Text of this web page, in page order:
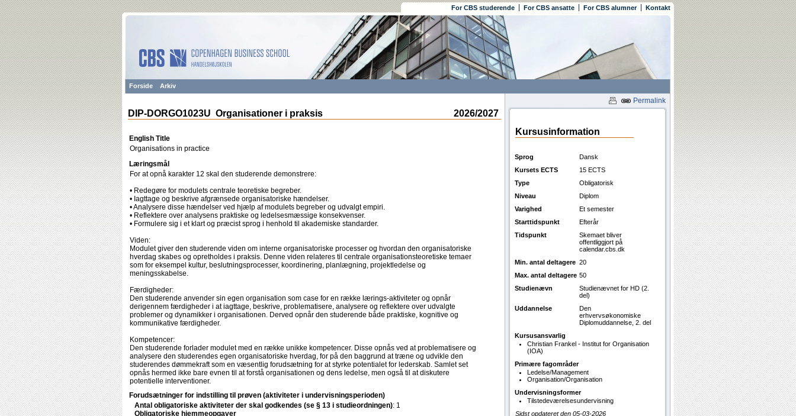
For CBS studerende For CBS ansatte For CBS alumner Kontakt
Forside Arkiv
Permalink
2026/2027
DIP-DORGO1023U Organisationer i praksis
English Title
Organisations in practice
Læringsmål
For at opnå karakter 12 skal den studerende demonstrere:
• Redegøre for modulets centrale teoretiske begreber.
• Iagttage og beskrive afgrænsede organisatoriske hændelser.
• Analysere disse hændelser ved hjælp af modulets begreber og udvalgt empiri.
• Reflektere over analysens praktiske og ledelsesmæssige konsekvenser.
• Formulere sig i et klart og præcist sprog i henhold til akademiske standarder.
Viden:
Modulet giver den studerende viden om interne organisatoriske processer og hvordan den organisatoriske
hverdag skabes og opretholdes i praksis. Denne viden relateres til centrale organisationsteoretiske temaer
som for eksempel kultur, beslutningsprocesser, koordinering, planlægning, projektledelse og
meningsskabelse.
Færdigheder:
Den studerende anvender sin egen organisation som case for en række lærings-aktiviteter og opnår
derigennem færdigheder i at iagttage, beskrive, problematisere, analysere og reflektere over udvalgte
problemer og dynamikker i organisationen. Derved opnår den studerende både praktiske, kognitive og
kommunikative færdigheder.
Kompetencer:
Den studerende forlader modulet med en række unikke kompetencer. Disse opnås ved at problematisere og
analysere den studerendes egen organisatoriske hverdag, for på den baggrund at træne og udvikle den
studerendes dømmekraft som en væsentlig forudsætning for at styrke potentialet for lederskab. Samlet set
opnås hermed ikke bare evnen til at forstå organisationen og dens ledelse, men også til at diskutere
potentielle interventioner.
Forudsætninger for indstilling til prøven (aktiviteter i undervisningsperioden)
Antal obligatoriske aktiviteter der skal godkendes (se § 13 i studieordningen): 1
Obligatoriske hjemmeopgaver
Kursusinformation
Sprog
Dansk
Kursets ECTS
15 ECTS
Type
Obligatorisk
Niveau
Diplom
Varighed
Et semester
Starttidspunkt
Efterår
Tidspunkt
Skemaet bliver
offentliggjort på
calendar.cbs.dk
Min. antal deltagere 20
Max. antal deltagere 50
Studienævn
Studienævnet for HD (2.
del)
Uddannelse
Den
erhvervsøkonomiske
Diplomuddannelse, 2. del
Kursusansvarlig
Christian Frankel - Institut for Organisation
(IOA)
Primære fagområder
Ledelse/Management
Organisation/Organisation
Undervisningsformer
Tilstedeværelsesundervisning
Sidst opdateret den 05-03-2026